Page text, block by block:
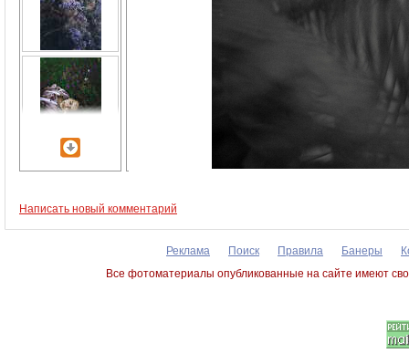
Написать новый комментарий
Реклама Поиск Правила Банеры
Все фотоматериалы опубликованные на сайте имеют